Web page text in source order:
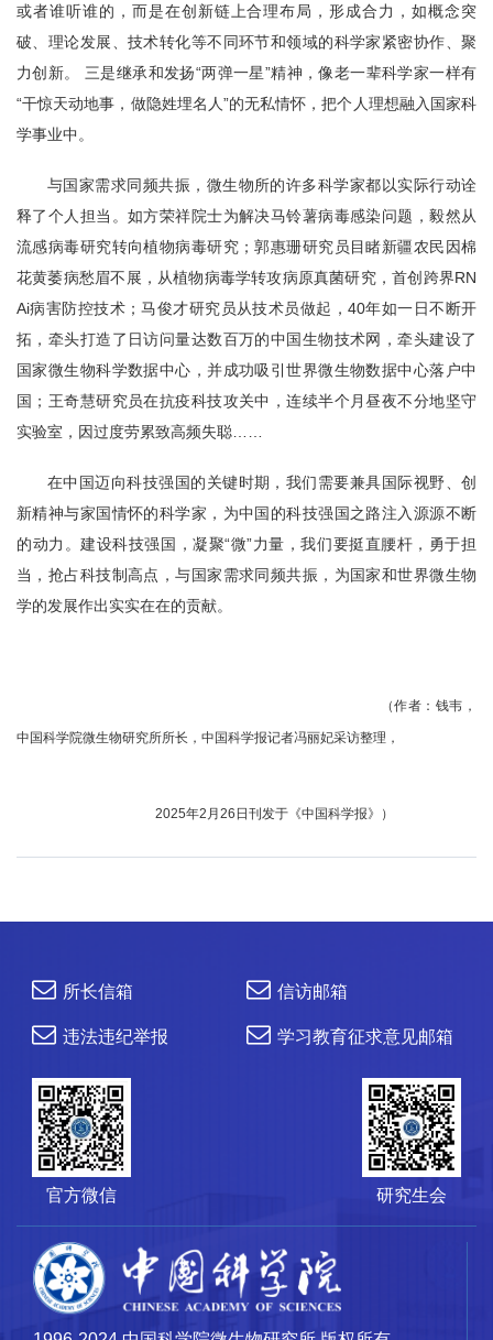
或者谁听谁的，而是在创新链上合理布局，形成合力，如概念突
破、理论发展、技术转化等不同环节和领域的科学家紧密协作、聚
力创新。 三是继承和发扬“两弹一星”精神，像老一辈科学家一样有
“干惊天动地事，做隐姓埋名人”的无私情怀，把个人理想融入国家科
学事业中。
与国家需求同频共振，微生物所的许多科学家都以实际行动诠
释了个人担当。如方荣祥院士为解决马铃薯病毒感染问题，毅然从
流感病毒研究转向植物病毒研究；郭惠珊研究员目睹新疆农民因棉
花黄萎病愁眉不展，从植物病毒学转攻病原真菌研究，首创跨界RN
Ai病害防控技术；马俊才研究员从技术员做起，40年如一日不断开
拓，牵头打造了日访问量达数百万的中国生物技术网，牵头建设了
国家微生物科学数据中心，并成功吸引世界微生物数据中心落户中
国；王奇慧研究员在抗疫科技攻关中，连续半个月昼夜不分地坚守
实验室，因过度劳累致高频失聪……
在中国迈向科技强国的关键时期，我们需要兼具国际视野、创
新精神与家国情怀的科学家，为中国的科技强国之路注入源源不断
的动力。建设科技强国，凝聚“微”力量，我们要挺直腰杆，勇于担
当，抢占科技制高点，与国家需求同频共振，为国家和世界微生物
学的发展作出实实在在的贡献。
（作者：钱韦，
中国科学院微生物研究所所长，中国科学报记者冯丽妃采访整理，
2025年2月26日刊发于《中国科学报》）
所长信箱 信访邮箱
违法违纪举报 学习教育征求意见邮箱
官方微信 研究生会